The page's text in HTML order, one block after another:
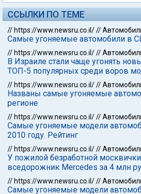
ССЫЛКИ ПО ТЕМЕ
// https://www.newsru.co.il///
Самые угоняемые автомобили в
// https://www.newsru.co.il///
В Израиле стали чаще угонять
ТОП-5 популярных среди воров
// https://www.newsru.co.il///
Названы самые угоняемые
регионе
// https://www.newsru.co.il///
Самые угоняемые модели
2010 году. Рейтинг
// https://www.newsru.co.il///
У пожилой безработной
вседорожник Mercedes за 4 млн
// https://www.newsru.co.il///
Самые угоняемые модели